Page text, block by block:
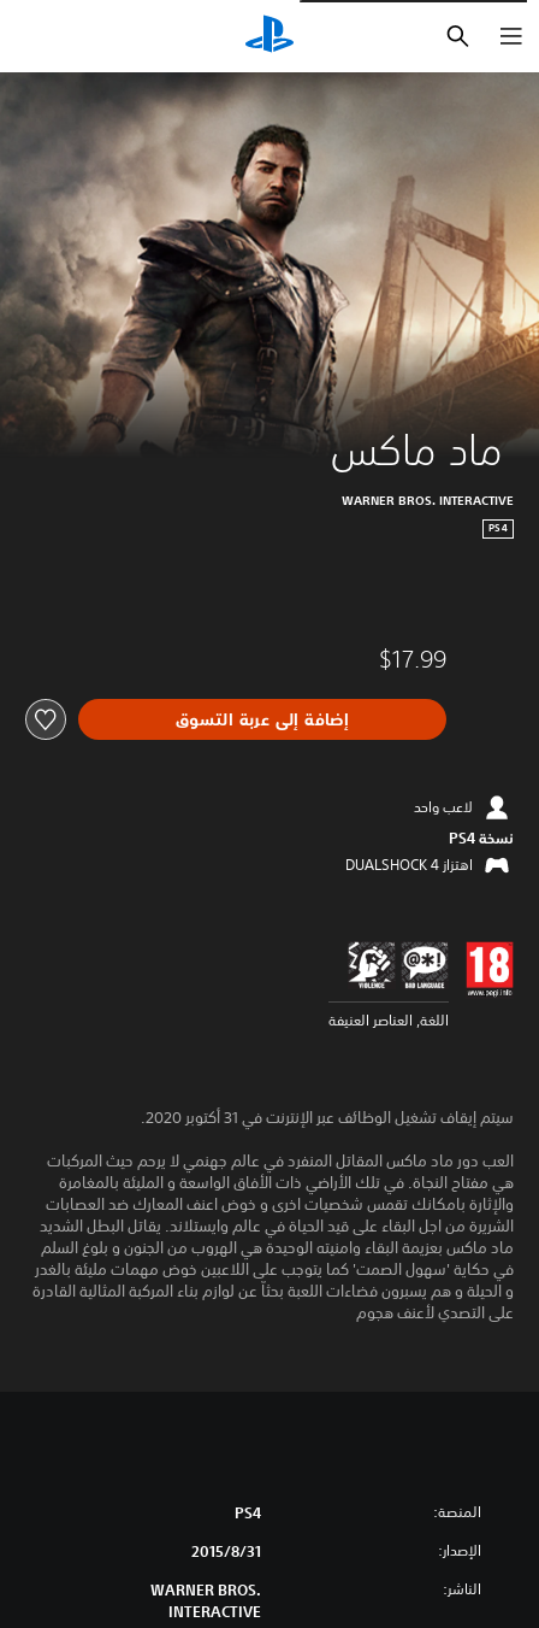
ماد ماكس
WARNER BROS. INTERACTIVE
PS4
$17.99
إضافة إلى عربة التسوق
لاعب واحد
نسخة PS4‏
اهتزاز DUALSHOCK 4‏
اللغة, العناصر العنيفة
سيتم إيقاف تشغيل الوظائف عبر الإنترنت في 31 أكتوبر 2020.
العب دور ماد ماكس المقاتل المنفرد في عالم جهنمي لا يرحم حيث المركبات
هي مفتاح النجاة. في تلك الأراضي ذات الأفاق الواسعة و المليئة بالمغامرة
والإثارة بامكانك تقمس شخصيات اخرى و خوض اعنف المعارك ضد العصابات
الشريرة من اجل البقاء على قيد الحياة في عالم وايستلاند. يقاتل البطل الشديد
ماد ماكس بعزيمة البقاء وامنيته الوحيدة هي الهروب من الجنون و بلوغ السلم
في حكاية 'سهول الصمت' كما يتوجب على اللاعبين خوض مهمات مليئة بالغدر
و الحيلة و هم يسبرون فضاءات اللعبة بحثاّ عن لوازم بناء المركبة المثالية القادرة
على التصدي لأعنف هجوم
المنصة: PS4
الإصدار: 31‏/8‏/2015
الناشر:
WARNER BROS.
INTERACTIVE